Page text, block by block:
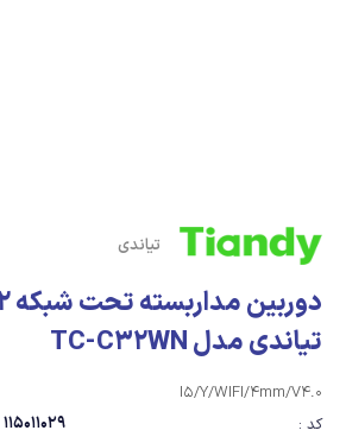
تیاندی
تیاندی مدل TC-C32WN
I5/Y/WIFI/4mm/V4.0
کد :
115011029